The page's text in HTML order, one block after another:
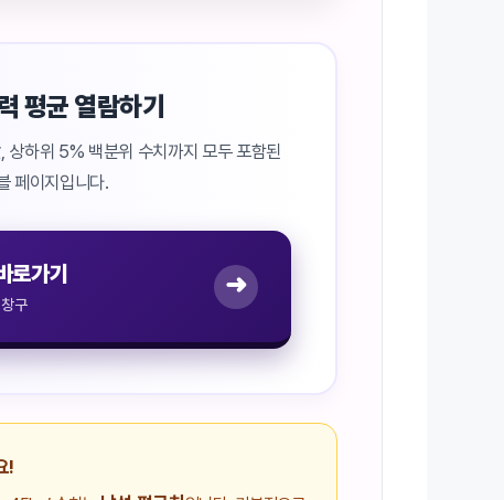
평균 열람하기
상하위 5% 백분위 수치까지 모두 포함된
페이지입니다.
로가기
구
➜
!